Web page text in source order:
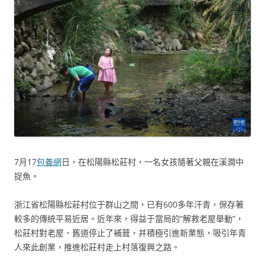
7月17包養網日，在松陽縣松莊村，一名女孩隨著父親在溪澗中
捉魚。
浙江省松陽縣松莊村位于群山之間，已有600多年汗青，保存著
較多的傳統平易近居。近年來，得益于當局的“解救老屋舉動”，
松莊村對老屋、舊道停止了補葺，并積極引進新業態，吸引年青
人來此創業，推進松莊村走上村落復興之路。